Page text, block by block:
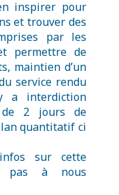
inspirer pour
et trouver des
par les
permettre de
maintien d’un
service rendu
interdiction
de 2 jours de
quantitatif ci
sur cette
pas à nous